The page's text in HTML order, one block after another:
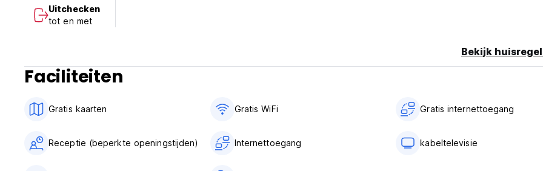
Uitchecken
tot en met
Bekijk
Faciliteiten
Gratis kaarten Gratis WiFi Gratis internettoegang
Receptie (beperkte openingstijden) Internettoegang kabeltelevisie